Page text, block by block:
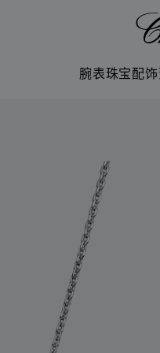
腕表珠宝配饰